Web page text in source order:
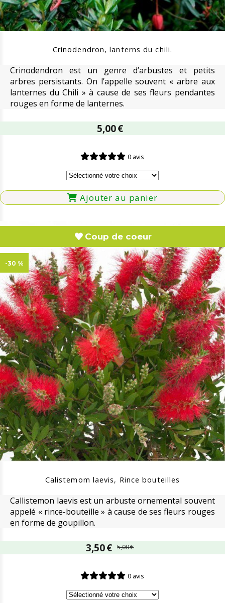
Crinodendron, lanterns du chili.
Crinodendron est un genre d’arbustes et petits
arbres persistants. On l’appelle souvent « arbre aux
lanternes du Chili » à cause de ses fleurs pendantes
rouges en forme de lanternes.
5,00€
0 avis
Ajouter au panier
-30 %
Calistemom laevis, Rince bouteilles
Callistemon laevis est un arbuste ornemental souvent
appelé « rince-bouteille » à cause de ses fleurs rouges
en forme de goupillon.
3,50€ 5,00€
0 avis
Coup de coeur